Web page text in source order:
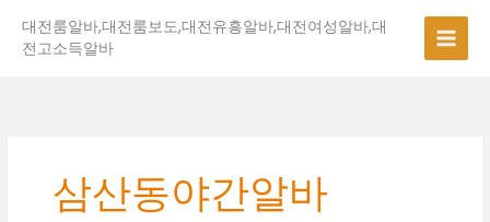
대전룸알바,대전룸보도,대전유흥알바,대전여성알바,대
전고소득알바
삼산동야간알바